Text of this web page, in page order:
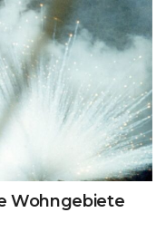
Wohngebiete